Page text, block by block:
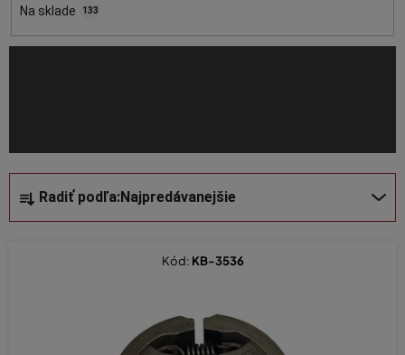
a
d
Radiť podľa:Najpredávanejšie
Na sklade 133
o
d
v
Kód: KB-3536